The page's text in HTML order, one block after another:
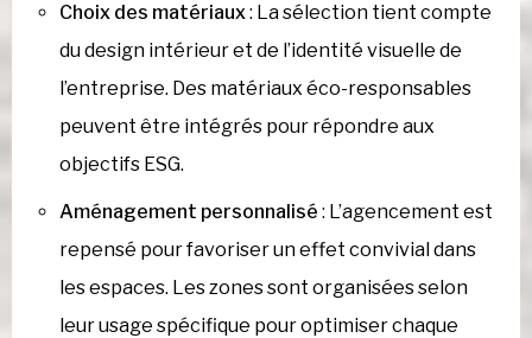
Choix des matériaux: La sélection tient compte
du design intérieur et de l’identité visuelle de
l’entreprise. Des matériaux éco-responsables
peuvent être intégrés pour répondre aux
objectifs ESG.
Aménagement personnalisé : L’agencement est
repensé pour favoriser un effet convivial dans
les espaces. Les zones sont organisées selon
leur usage spécifique pour optimiser chaque